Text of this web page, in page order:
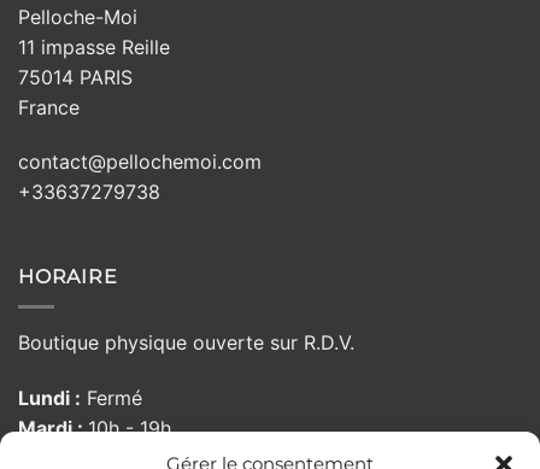
Gérer le consentement
Pelloche-Moi
11 impasse Reille
75014 PARIS
France
contact@pellochemoi.com
+33637279738
HORAIRE
Boutique physique ouverte sur R.D.V.
Lundi : Fermé
Mardi :10h - 19h
10h - 19h